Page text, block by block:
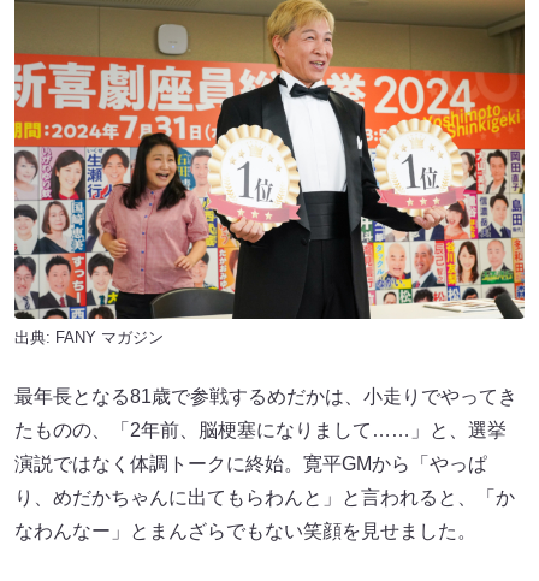
出典: FANY マガジン
最年長となる81歳で参戦するめだかは、小走りでやってき
たものの、「2年前、脳梗塞になりまして……」と、選挙
演説ではなく体調トークに終始。寛平GMから「やっぱ
り、めだかちゃんに出てもらわんと」と言われると、「か
なわんなー」とまんざらでもない笑顔を見せました。